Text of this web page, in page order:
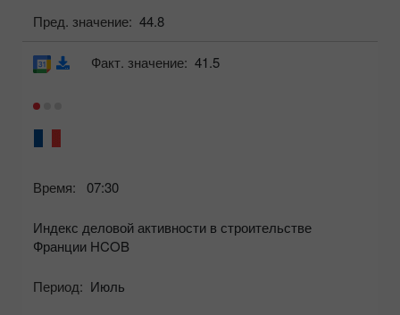
Пред. значение: 44.8
Время: 07:30
Индекс деловой активности в строительстве
Франции HCOB
Период: Июль
Факт. значение: 41.5